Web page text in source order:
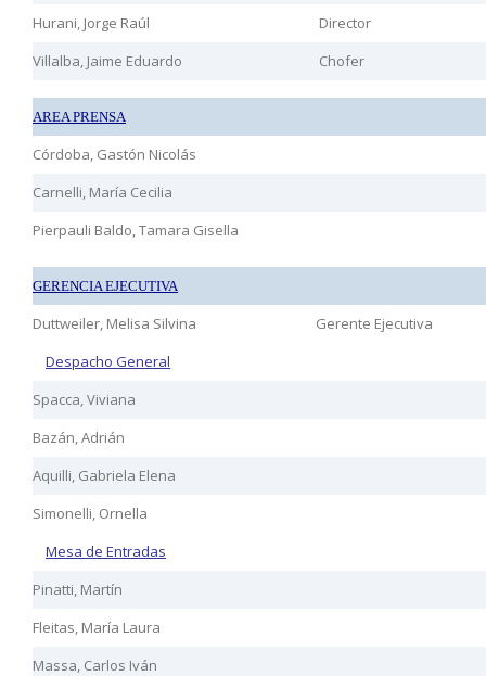
Hurani, Jorge Raúl
Director
Villalba, Jaime Eduardo
Chofer
AREA PRENSA
Córdoba, Gastón Nicolás
Carnelli, María Cecilia
Pierpauli Baldo, Tamara Gisella
GERENCIA EJECUTIVA
Duttweiler, Melisa Silvina
Gerente Ejecutiva
Despacho General
Spacca, Viviana
Bazán, Adrián
Aquilli, Gabriela Elena
Simonelli, Ornella
Mesa de Entradas
Pinatti, Martín
Fleitas, María Laura
Massa, Carlos Iván